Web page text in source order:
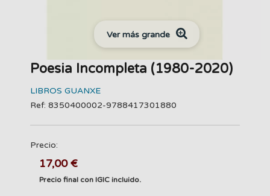
Ver más grande
Poesia Incompleta (1980-2020)
LIBROS GUANXE
Ref: 8350400002-9788417301880
Precio:
17,00 €
Precio final con IGIC incluido.